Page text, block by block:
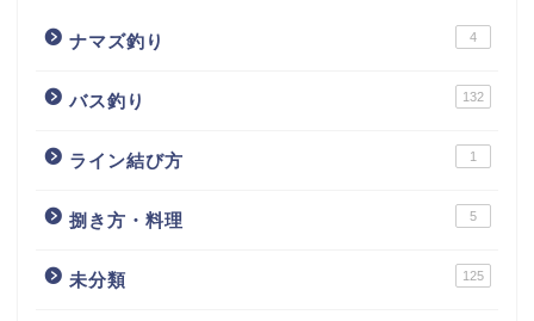
ナマズ釣り 4
バス釣り 132
ライン結び方 1
捌き方・料理 5
未分類 125